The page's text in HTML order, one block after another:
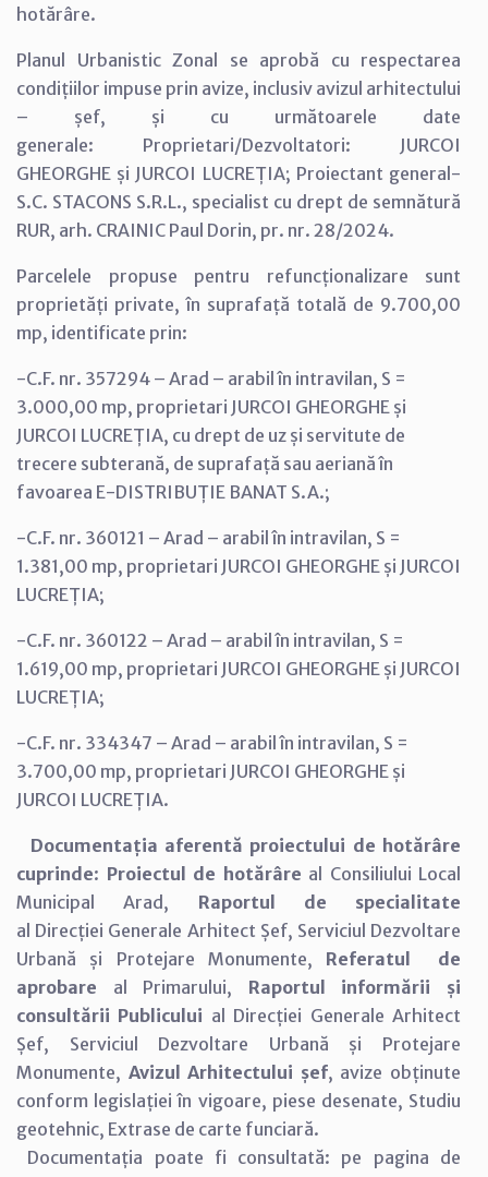
hotărâre.
Planul Urbanistic Zonal se aprobă cu respectarea
condițiilor impuse prin avize, inclusiv avizul arhitectului
– șef, și cu următoarele date
generale: Proprietari/Dezvoltatori: JURCOI
GHEORGHE și JURCOI LUCREȚIA; Proiectant general-
S.C. STACONS S.R.L., specialist cu drept de semnătură
RUR, arh. CRAINIC Paul Dorin, pr. nr. 28/2024.
Parcelele propuse pentru refuncționalizare sunt
proprietăți private, în suprafață totală de 9.700,00
mp, identificate prin:
-C.F. nr. 357294 – Arad – arabil în intravilan, S =
3.000,00 mp, proprietari JURCOI GHEORGHE și
JURCOI LUCREȚIA, cu drept de uz și servitute de
trecere subterană, de suprafață sau aeriană în
favoarea E-DISTRIBUȚIE BANAT S.A.;
-C.F. nr. 360121 – Arad – arabil în intravilan, S =
1.381,00 mp, proprietari JURCOI GHEORGHE și JURCOI
LUCREȚIA;
-C.F. nr. 360122 – Arad – arabil în intravilan, S =
1.619,00 mp, proprietari JURCOI GHEORGHE și JURCOI
LUCREȚIA;
-C.F. nr. 334347 – Arad – arabil în intravilan, S =
3.700,00 mp, proprietari JURCOI GHEORGHE și
JURCOI LUCREȚIA.
Documentația aferentă proiectului de hotărâre
cuprinde: Proiectul de hotărâre al Consiliului Local
Municipal Arad, Raportul de specialitate
al Direcției Generale Arhitect Șef, Serviciul Dezvoltare
Urbană și Protejare Monumente, Referatul de
aprobare al Primarului, Raportul informării și
consultării Publicului al Direcției Generale Arhitect
Șef, Serviciul Dezvoltare Urbană și Protejare
Monumente, Avizul Arhitectului șef, avize obținute
conform legislației în vigoare, piese desenate, Studiu
geotehnic, Extrase de carte funciară.
Documentația poate fi consultată: pe pagina de